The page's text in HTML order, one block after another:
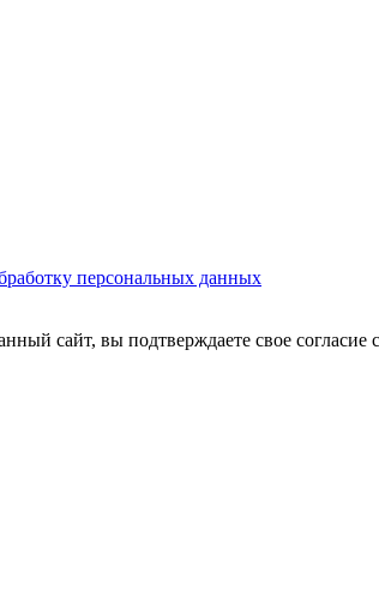
персональных данных
сайт, вы подтверждаете свое согласие с